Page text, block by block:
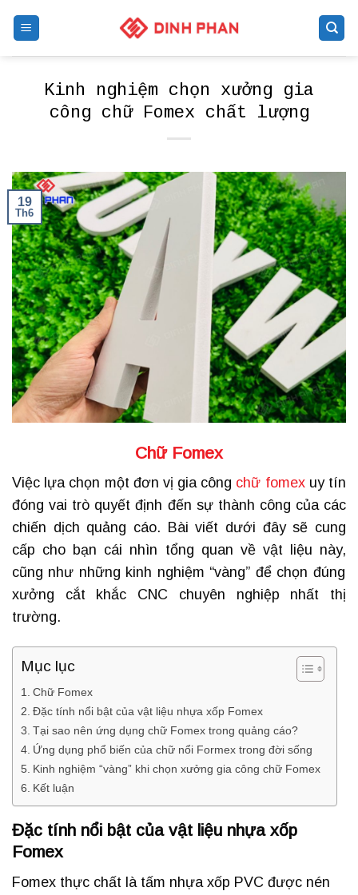
Kinh nghiệm chọn xưởng gia
công chữ Fomex chất lượng
19
Th6
Chữ Fomex
Việc lựa chọn một đơn vị gia công chữ fomexuy tín
đóng vai trò quyết định đến sự thành công của các
chiến dịch quảng cáo. Bài viết dưới đây sẽ cung
cấp cho bạn cái nhìn tổng quan về vật liệu này,
cũng như những kinh nghiệm “vàng” để chọn đúng
xưởng cắt khắc CNC chuyên nghiệp nhất thị
trường.
Mục lục
Chữ Fomex
Đặc tính nổi bật của vật liệu nhựa xốp Fomex
Tại sao nên ứng dụng chữ Fomex trong quảng cáo?
Ứng dụng phổ biến của chữ nổi Formex trong đời sống
Kinh nghiệm “vàng” khi chọn xưởng gia công chữ Fomex
Kết luận
Đặc tính nổi bật của vật liệu nhựa xốp
Fomex
Fomex thực chất là tấm nhựa xốp PVC được nén